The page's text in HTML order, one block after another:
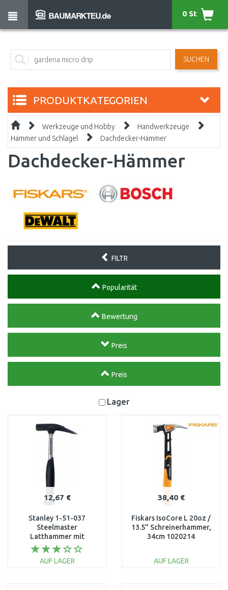
SUCHEN
0 St
PRODUKTKATEGORIEN
Werkzeuge und Hobby
Handwerkzeuge
Hämmer und Schlägel
Dachdecker-Hämmer
Dachdecker-Hämmer
FILTR
Popularität
Bewertung
Preis
Preis
Lager
12,67 €
Stanley 1-51-037
Steelmaster
Latthammer mit
magnetischem
Nagelhalter 600g
AUF LAGER
38,40 €
Fiskars IsoCore L 20oz /
13.5" Schreinerhammer,
34cm 1020214
AUF LAGER